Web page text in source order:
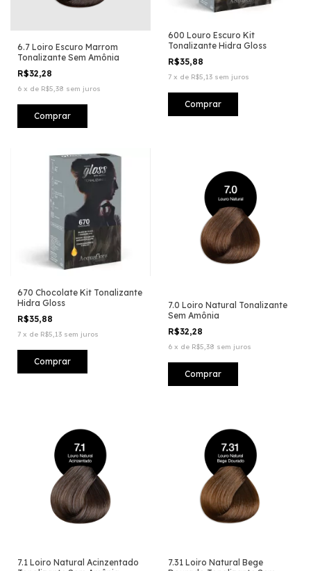
6.7 Loiro Escuro Marrom
Tonalizante Sem Amônia
R$32,28
6 x de R$5,38 sem juros
600 Louro Escuro Kit
Tonalizante Hidra Gloss
R$35,88
7 x de R$5,13 sem juros
670 Chocolate Kit Tonalizante
Hidra Gloss
R$35,88
7 x de R$5,13 sem juros
7.0 Loiro Natural Tonalizante
Sem Amônia
R$32,28
6 x de R$5,38 sem juros
7.1 Loiro Natural Acinzentado
7.31 Loiro Natural Bege